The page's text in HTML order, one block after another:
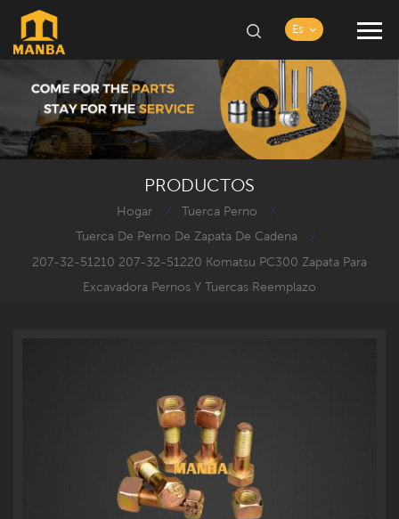
Es
PRODUCTOS
Hogar / Tuerca Perno /
Tuerca De Perno De Zapata De Cadena /
207-32-51210 207-32-51220 Komatsu PC300 Zapata Para
Excavadora Pernos Y Tuercas Reemplazo